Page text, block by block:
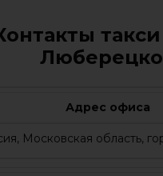
Адрес офиса
Московская область,